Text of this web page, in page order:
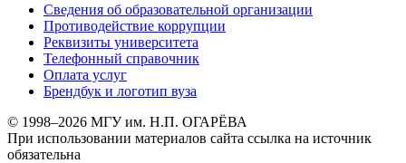
Сведения об образовательной организации
Противодействие коррупции
Реквизиты университета
Телефонный справочник
Оплата услуг
Брендбук и логотип вуза
© 1998–2026 МГУ им. Н.П. ОГАРЁВА
При использовании материалов сайта ссылка на источник
обязательна